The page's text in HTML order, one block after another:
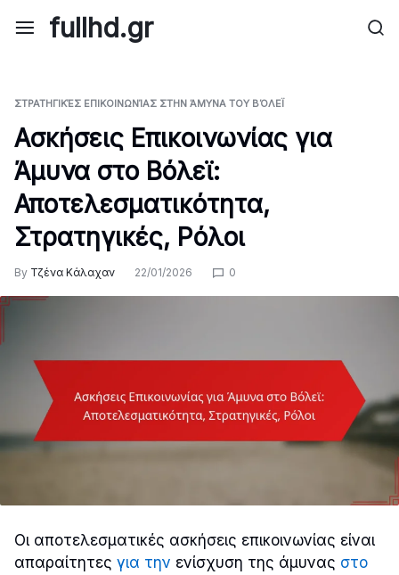
fullhd.gr
ΣΤΡΑΤΗΓΙΚΈΣ ΕΠΙΚΟΙΝΩΝΊΑΣ ΣΤΗΝ ΆΜΥΝΑ ΤΟΥ ΒΌΛΕΪ
Ασκήσεις Επικοινωνίας για
Άμυνα στο Βόλεϊ:
Αποτελεσματικότητα,
Στρατηγικές, Ρόλοι
By Τζένα Κάλαχαν 22/01/2026 0
Οι αποτελεσματικές ασκήσεις επικοινωνίας είναι
απαραίτητες για την ενίσχυση της άμυνας στο